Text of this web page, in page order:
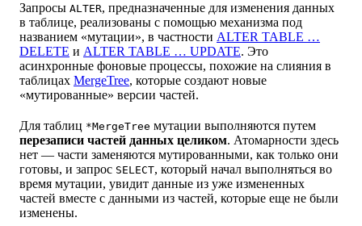
Запросы ALTER, предназначенные для изменения данных
в таблице, реализованы с помощью механизма под
названием «мутации», в частности ALTER TABLE …
DELETE и ALTER TABLE … UPDATE. Это
асинхронные фоновые процессы, похожие на слияния в
таблицах MergeTree, которые создают новые
«мутированные» версии частей.
Для таблиц *MergeTree мутации выполняются путем
перезаписи частей данных целиком. Атомарности здесь
нет — части заменяются мутированными, как только они
готовы, и запрос SELECT, который начал выполняться во
время мутации, увидит данные из уже измененных
частей вместе с данными из частей, которые еще не были
изменены.